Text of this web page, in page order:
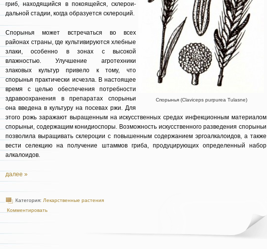
Спорынья (Claviceps purpurea Tulasne)
гриб, находящийся в покоящейся, склерои­
дальной стадии, когда образуется склероций.
Спорынья может встречаться во всех
районах страны, где культивиру­ются хлебные
злаки, особенно в зонах с высокой
влажностью. Улучшение агротехники
злаковых культур привело к тому, что
спорынья практически исчезла. В настоящее
время с целью обеспечения потребности
здравоохра­нения в препаратах спорыньи
она вве­дена в культуру на посевах ржи. Для
этого рожь заражают выращенным на искусственных средах инфекционным материалом
спорыньи, содержащим конидиоспоры. Возможность искус­ственного разведения спорыньи
позво­лила выращивать склероции с повы­шенным содержанием эргоалкалоидов, а также
вести селекцию на получение штаммов гриба, продуцирующих опре­деленный набор
алкалоидов.
далее »
Категория: Лекарственные растения
Комментировать